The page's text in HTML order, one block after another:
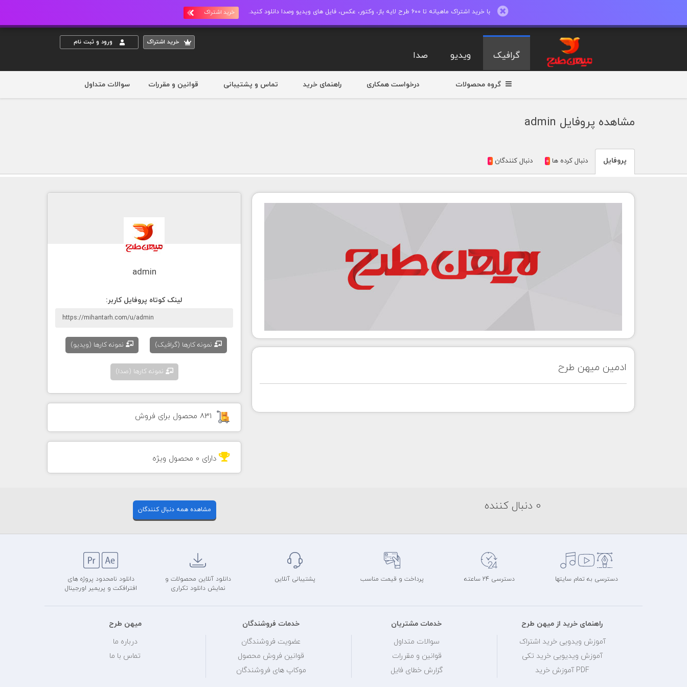
با خرید اشتراک ماهیانه تا 600 طرح لایه باز، وکتور، عکس، فایل های ویدیو وصدا دانلود کنید. خرید اشتراک
خريد اشتراک ورود و ثبت نام
گرافیک ویدیو صدا
گروه محصولات درخواست همکاری راهنمای خرید تماس و پشتیبانی قوانین و مقررات سوالات متداول
مشاهده پروفايل admin
پروفايل دنبال کرده ها 0 دنبال کنندگان 0
ادمین میهن طرح
admin
لينک کوتاه پروفايل کاربر:
نمونه کارها (گرافیک) نمونه کارها (ویدیو)
نمونه کارها (صدا)
دارای 0 محصول ويژه
0 دنبال کننده مشاهده همه دنبال کنندگان
دسترسی به تمام سایتها دسترسی 24 ساعته پرداخت و قیمت مناسب پشتیبانی آنلاین
دانلود آنلاین محصولات و
نمایش دانلود تکراری
دانلود نامحدود پروژه های
افترافکت و پریمیر اورجینال
راهنمای خرید از میهن طرح
آموزش ویدویی خرید اشتراک
آموزش ویدیویی خرید تکی
PDF آموزش خرید
خدمات مشتریان
سوالات متداول
قوانین و مقررات
گزارش خطای فایل
خدمات فروشندگان
عضویت فروشندگان
قوانین فروش محصول
موکاپ های فروشندگان
میهن طرح
درباره ما
تماس با ما